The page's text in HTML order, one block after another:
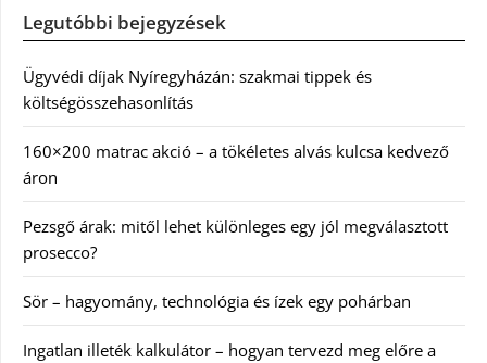
Legutóbbi bejegyzések
Ügyvédi díjak Nyíregyházán: szakmai tippek és
költségösszehasonlítás
160×200 matrac akció – a tökéletes alvás kulcsa kedvező
áron
Pezsgő árak: mitől lehet különleges egy jól megválasztott
prosecco?
Sör – hagyomány, technológia és ízek egy pohárban
Ingatlan illeték kalkulátor – hogyan tervezd meg előre a